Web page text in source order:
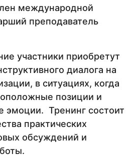
международной
преподаватель
участники приобретут
диалога на
в ситуациях, когда
позиции и
эмоции. Тренинг состоит
практических
обсуждений и